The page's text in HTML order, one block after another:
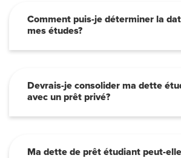
Comment puis-je déterminer la
mes études?
Devrais-je consolider ma dette
avec un prêt privé?
Ma dette de prêt étudiant peut-